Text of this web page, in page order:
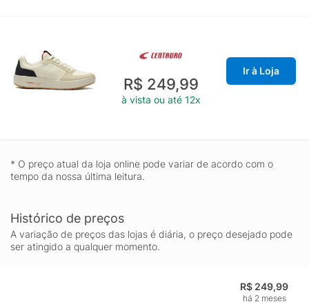
R$ 249,99
à vista ou até 12x
Ir à Loja
* O preço atual da loja online pode variar de acordo com o
tempo da nossa última leitura.
Histórico de preços
A variação de preços das lojas é diária, o preço desejado pode
ser atingido a qualquer momento.
R$ 249,99
há 2 meses